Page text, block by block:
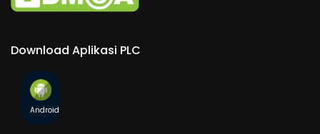
Download Aplikasi PLC
Android